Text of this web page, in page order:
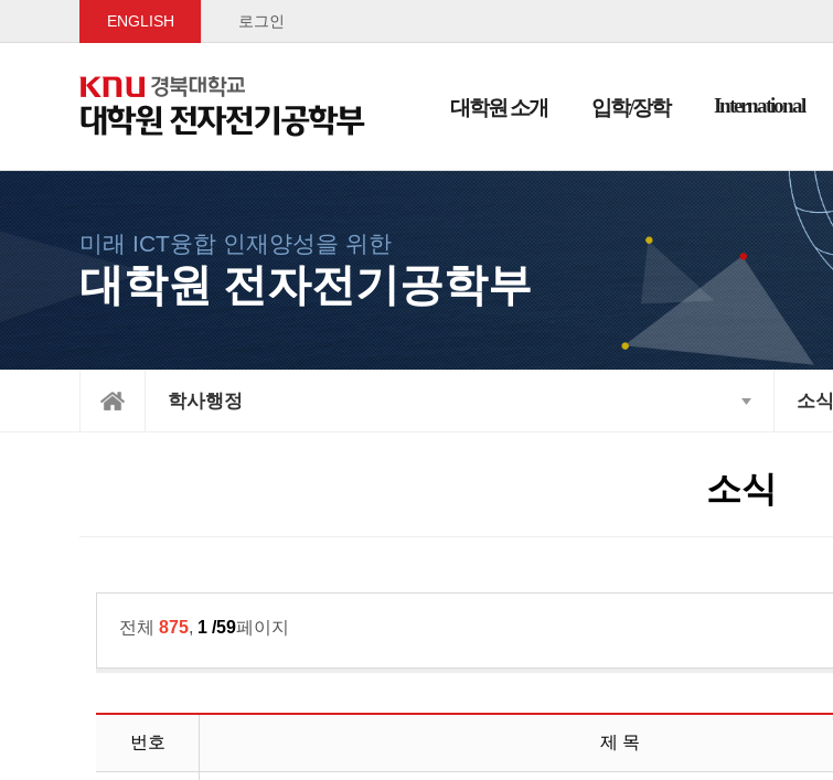
ENGLISH 로그인
대학원 소개 입학/장학 International
미래 ICT융합 인재양성을 위한
대학원 전자전기공학부
학사행정 소식
소식
전체 875, 1 /59페이지
번호 제 목